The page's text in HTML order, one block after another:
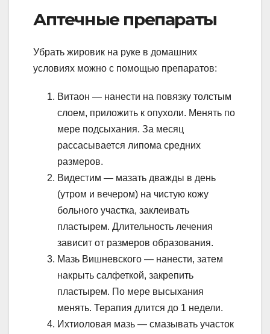
Аптечные препараты
Убрать жировик на руке в домашних
условиях можно с помощью препаратов:
Витаон — нанести на повязку толстым
слоем, приложить к опухоли. Менять по
мере подсыхания. За месяц
рассасывается липома средних
размеров.
Видестим — мазать дважды в день
(утром и вечером) на чистую кожу
больного участка, заклеивать
пластырем. Длительность лечения
зависит от размеров образования.
Мазь Вишневского — нанести, затем
накрыть салфеткой, закрепить
пластырем. По мере высыхания
менять. Терапия длится до 1 недели.
Ихтиоловая мазь — смазывать участок